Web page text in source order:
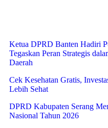
Ketua DPRD Banten Hadiri
Tegaskan Peran Strategis
Daerah
Cek Kesehatan Gratis,
Lebih Sehat
DPRD Kabupaten Serang
Nasional Tahun 2026